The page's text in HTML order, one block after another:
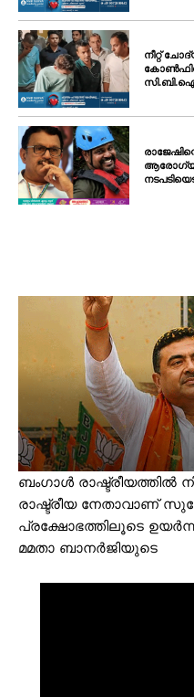
നീറ്റ്
സി.ബി.ഐ
ബംഗാള്‍ രാഷ്ട്രീയത്തില്‍
രാഷ്ട്രീയ നേതാവാണ്
പ്രക്ഷോഭത്തിലൂടെ
മമതാ ബാനര്‍ജിയുടെ